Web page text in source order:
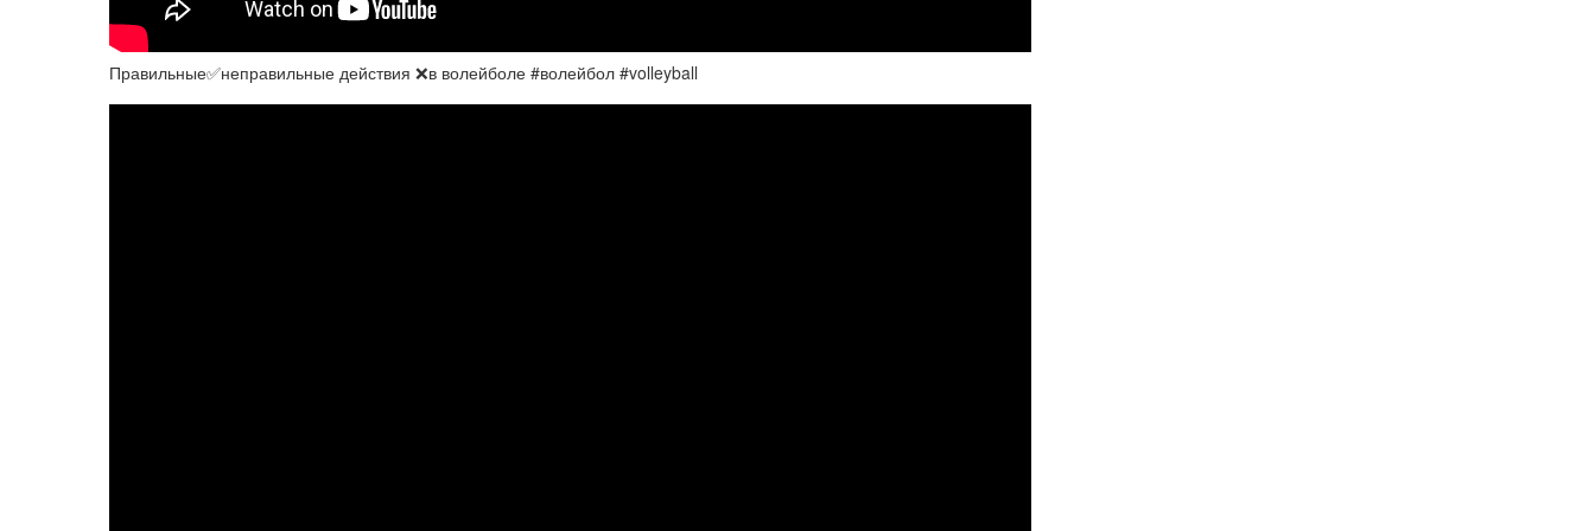
Правильные✅неправильные действия ❌в волейболе #волейбол #volleyball